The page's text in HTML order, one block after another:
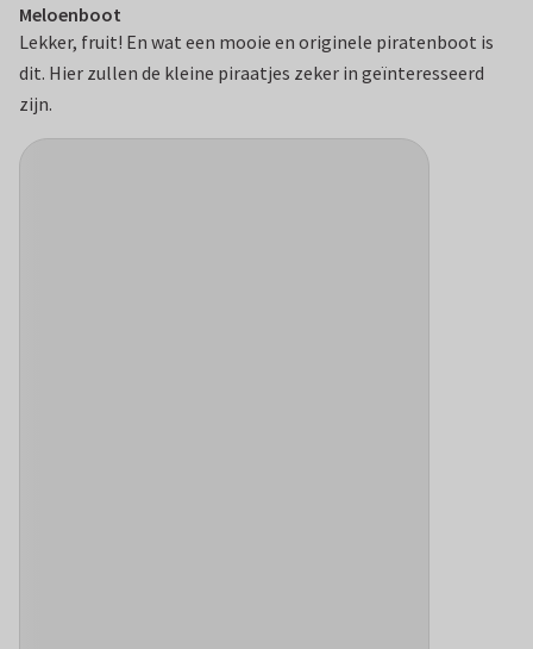
Meloenboot
Lekker, fruit! En wat een mooie en originele piratenboot is
dit. Hier zullen de kleine piraatjes zeker in geïnteresseerd
zijn.